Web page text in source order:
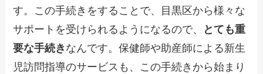
す。この手続きをすることで、目黒区から様々な
サポートを受けられるようになるので、
とても重
要な手続き なんです。保健師や助産師による新生
児訪問指導のサービスも、この手続きから始まり